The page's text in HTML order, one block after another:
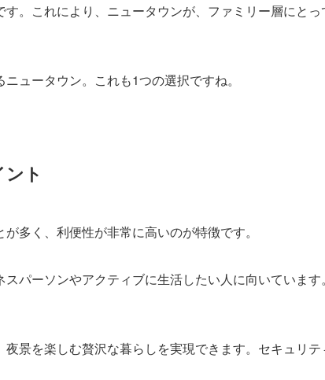
。これにより、ニュータウンが、ファミリー層にと
ュータウン。これも1つの選択ですね。
ト
多く、利便性が非常に高いのが特徴です。
パーソンやアクティブに生活したい人に向いています。
景を楽しむ贅沢な暮らしを実現できます。セキュリ